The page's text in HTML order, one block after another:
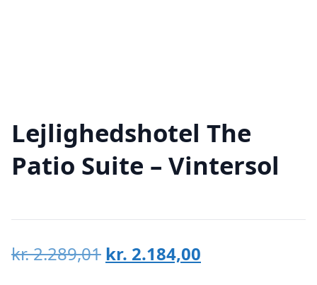
Lejlighedshotel The
Patio Suite – Vintersol
kr.2.289,01 Den
kr. 2.184,00